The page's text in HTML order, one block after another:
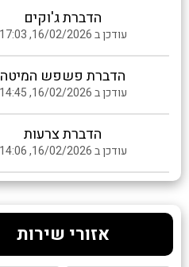
הדברת ג'וקים
עודכן ב 16/02/2026, 17:03
הדברת פשפש המיטה
עודכן ב 16/02/2026, 14:45
הדברת צרעות
עודכן ב 16/02/2026, 14:06
אזורי שירות